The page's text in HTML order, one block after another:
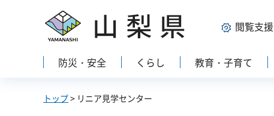
山梨県 閲覧支援
防災・安全 くらし 教育・子育て
トップ> リニア見学センター